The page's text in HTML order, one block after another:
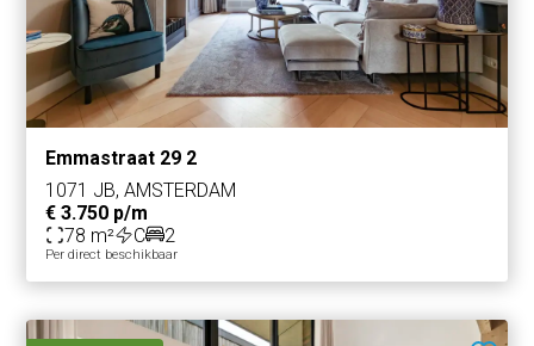
Emmastraat 29 2
1071 JB, AMSTERDAM
€ 3.750 p/m
78 m²
C 2
Per direct beschikbaar